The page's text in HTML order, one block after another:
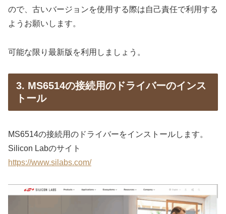
ので、古いバージョンを使用する際は自己責任で利用する
ようお願いします。
可能な限り最新版を利用しましょう。
3. MS6514の接続用のドライバーのインス
トール
MS6514の接続用のドライバーをインストールします。
Silicon Labのサイト
https://www.silabs.com/